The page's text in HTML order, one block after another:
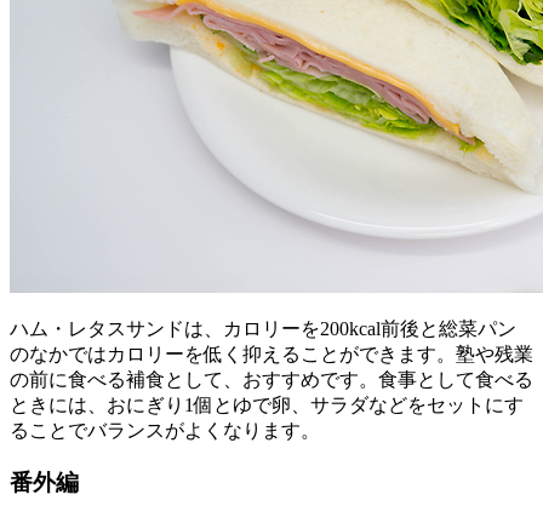
ハム・レタスサンドは、カロリーを200kcal前後と総菜パン
のなかではカロリーを低く抑えることができます。塾や残業
の前に食べる補食として、おすすめです。食事として食べる
ときには、おにぎり1個とゆで卵、サラダなどをセットにす
ることでバランスがよくなります。
番外編